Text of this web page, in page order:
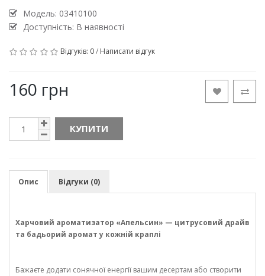
Модель: 03410100
Доступність: В наявності
Відгуків: 0/ Написати відгук
160 грн
КУПИТИ
Опис Відгуки (0)
Харчовий ароматизатор «Апельсин» — цитрусовий драйв
та бадьорий аромат у кожній краплі
Бажаєте додати сонячної енергії вашим десертам або створити